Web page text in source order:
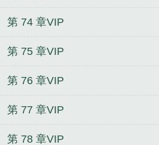
第 74 章VIP
第 75 章VIP
第 76 章VIP
第 77 章VIP
第 78 章VIP